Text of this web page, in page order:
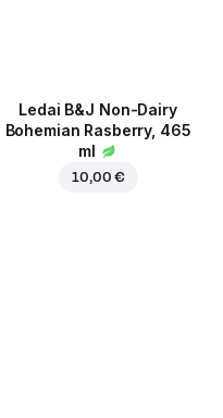
Ledai B&J Non-Dairy
Bohemian Rasberry, 465
ml
10,00 €